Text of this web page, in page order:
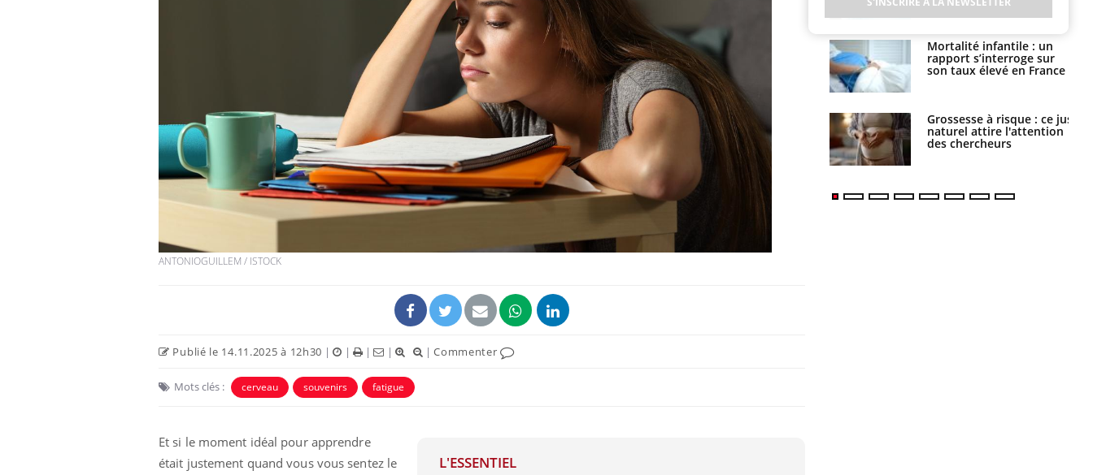
ANTONIOGUILLEM / ISTOCK
Publié le 14.11.2025 à 12h30 | | | | |Commenter
Mots clés : cerveau souvenirs fatigue
L'ESSENTIEL
Et si le moment idéal pour apprendre
était justement quand vous vous sentez le
Mortalité infantile : un
rapport s’interroge sur
son taux élevé en France
Grossesse à risque : ce jus
naturel attire l'attention
des chercheurs